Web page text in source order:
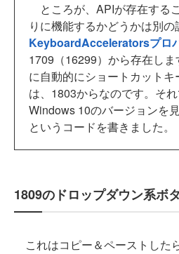
ところが、APIが存在する
りに機能するかどうかは別の
KeyboardAcceleratorsプロ
1709（16299）から存在し
に自動的にショートカット
は、1803からなのです。そ
Windows 10のバージョンを
というコードを書きました。
1809のドロップダウン系ボ
これはコピー＆ペーストした